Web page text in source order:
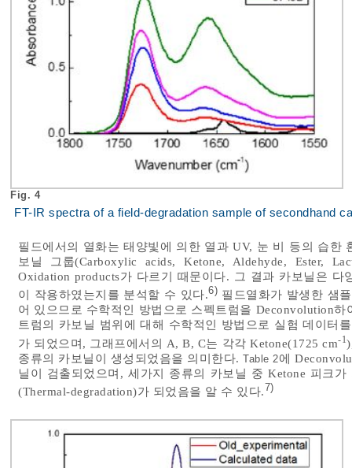
Fig. 4
FT-IR spectra of a field-degradation sample of secondhand
필드에서의 열화는 태양빛에 의한 열과 UV, 눈 비 등의 습한
보닐 그룹(Carboxylic acids, Ketone, Aldehyde, Ester,
Oxidation products가 다르기 때문이다. 그 결과 카보닐은
이 작용하였는지를 분석할 수 있다.6) 필드열화가 발생한 샘
어 있으므로 수학적인 방법으로 스펙트럼을 Deconvolution
트럼의 카보닐 범위에 대해 수학적인 방법으로 실험 데이터
가 되었으며, 그래프에서의 A, B, C는 각각 Ketone(1725 cm-1
종류의 카보닐이 생성되었음을 의미한다.Table 2에
닐이 검출되었으며, 세가지 종류의 카보닐 중 Ketone 피크
(Thermal-degradation)가 되었음을 알 수 있다.7)